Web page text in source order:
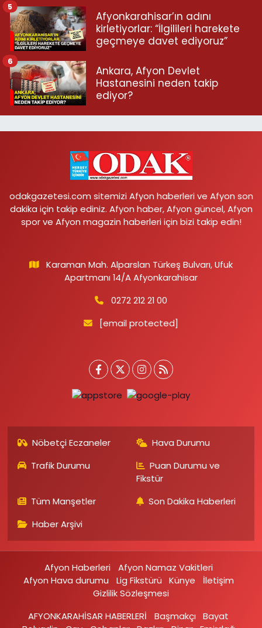
Afyonkarahisar’ın adını
kirletiyorlar: “İlgilileri harekete
geçmeye davet ediyoruz”
5
Ankara, Afyon Devlet
Hastanesini neden takip
ediyor?
6
odakgazetesi.com sitemizi Afyon haberleri ve Afyon son
dakika için takip ediniz. Afyon haber, Afyon güncel, Afyon
spor ve Afyon magazin haberleri için bizi takip edin!
Karaman Mah. Alparslan Türkeş Bulvarı, Ufuk
Apartmanı 14/A Afyonkarahisar
0272 212 21 00
[email protected]
Nöbetçi Eczaneler
Hava Durumu
Trafik Durumu
Puan Durumu ve
Fikstür
Tüm Manşetler
Son Dakika Haberleri
Haber Arşivi
Afyon Haberleri
Afyon Namaz Vakitleri
Afyon Hava durumu
Lig Fikstürü Künye
İletişim
Gizlilik Sözleşmesi
AFYONKARAHİSAR HABERLERİ
Başmakçı
Bayat